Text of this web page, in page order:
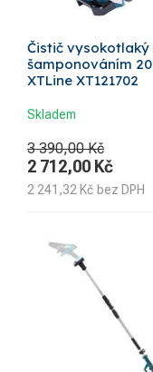
Čistič vysokotlaký
šamponováním
XTLine XT121702
Skladem
3 390,00 Kč
2 712,00 Kč
2 241,32 Kč bez DPH